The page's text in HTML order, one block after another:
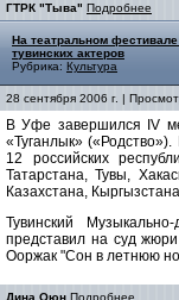
ГТРК "Тыва" Подробнее
На театральном
тувинских актеров
Рубрика: Культура
28 сентября 2006 г. |
В Уфе завершился IV
«Туганлык»
12 российских
Татарстана, Тувы,
Казахстана,
Тувинский
представил на суд жюри
Ооржак "Сон в летнюю